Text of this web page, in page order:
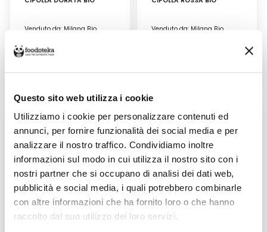
Questo sito web utilizza i cookie
Utilizziamo i cookie per personalizzare contenuti ed
annunci, per fornire funzionalità dei social media e per
analizzare il nostro traffico. Condividiamo inoltre
informazioni sul modo in cui utilizza il nostro sito con i
nostri partner che si occupano di analisi dei dati web,
pubblicità e social media, i quali potrebbero combinarle
con altre informazioni che ha fornito loro o che hanno
raccolto dal suo utilizzo dei loro servizi.
Venduto da: Milana Bio
Prodotto da: Milana Bio
Venduto da: Milana Bio